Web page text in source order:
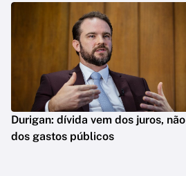
Durigan: dívida vem dos juros, não
dos gastos públicos